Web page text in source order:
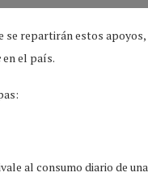
repartirán estos
en el país.
al consumo diario de